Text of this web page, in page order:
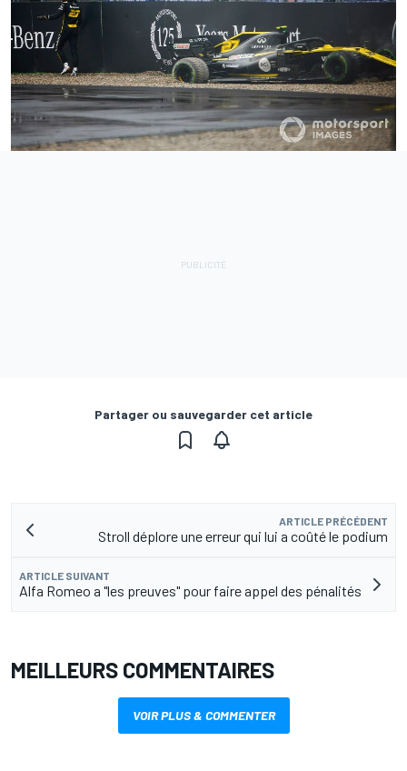
Partager ou sauvegarder cet article
ARTICLE PRÉCÉDENT
Stroll déplore une erreur qui lui a coûté le podium
ARTICLE SUIVANT
Alfa Romeo a "les preuves" pour faire appel des pénalités
MEILLEURS COMMENTAIRES
VOIR PLUS & COMMENTER